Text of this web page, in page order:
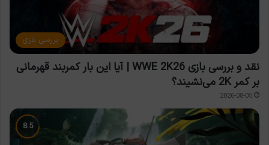
بررسی بازی
نقد و بررسی بازی WWE 2K26 | آیا این بار کمربند قهرمانی
بر کمر 2K می‌نشیند؟
2026-08-05